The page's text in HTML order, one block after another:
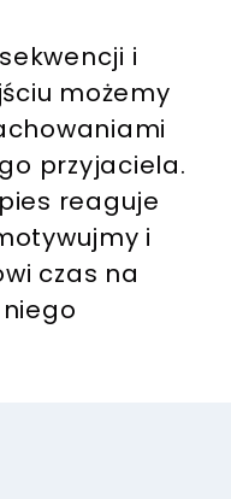
i
możemy
przyjaciela.
reaguje
i
czas na